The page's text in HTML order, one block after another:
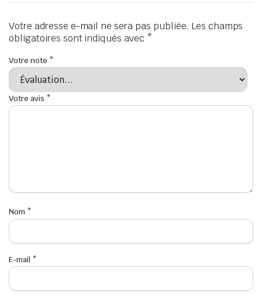
Votre adresse e-mail ne sera pas publiée. Les champs
obligatoires sont indiqués avec *
Votre note *
Votre avis *
Nom *
E-mail *